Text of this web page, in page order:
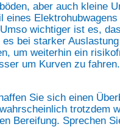
aber auch kleine
wichtiger ist es,
bei starker
um weiterhin ein
um Kurven zu
Sie sich einen
trotzdem
Bereifung. Sprechen